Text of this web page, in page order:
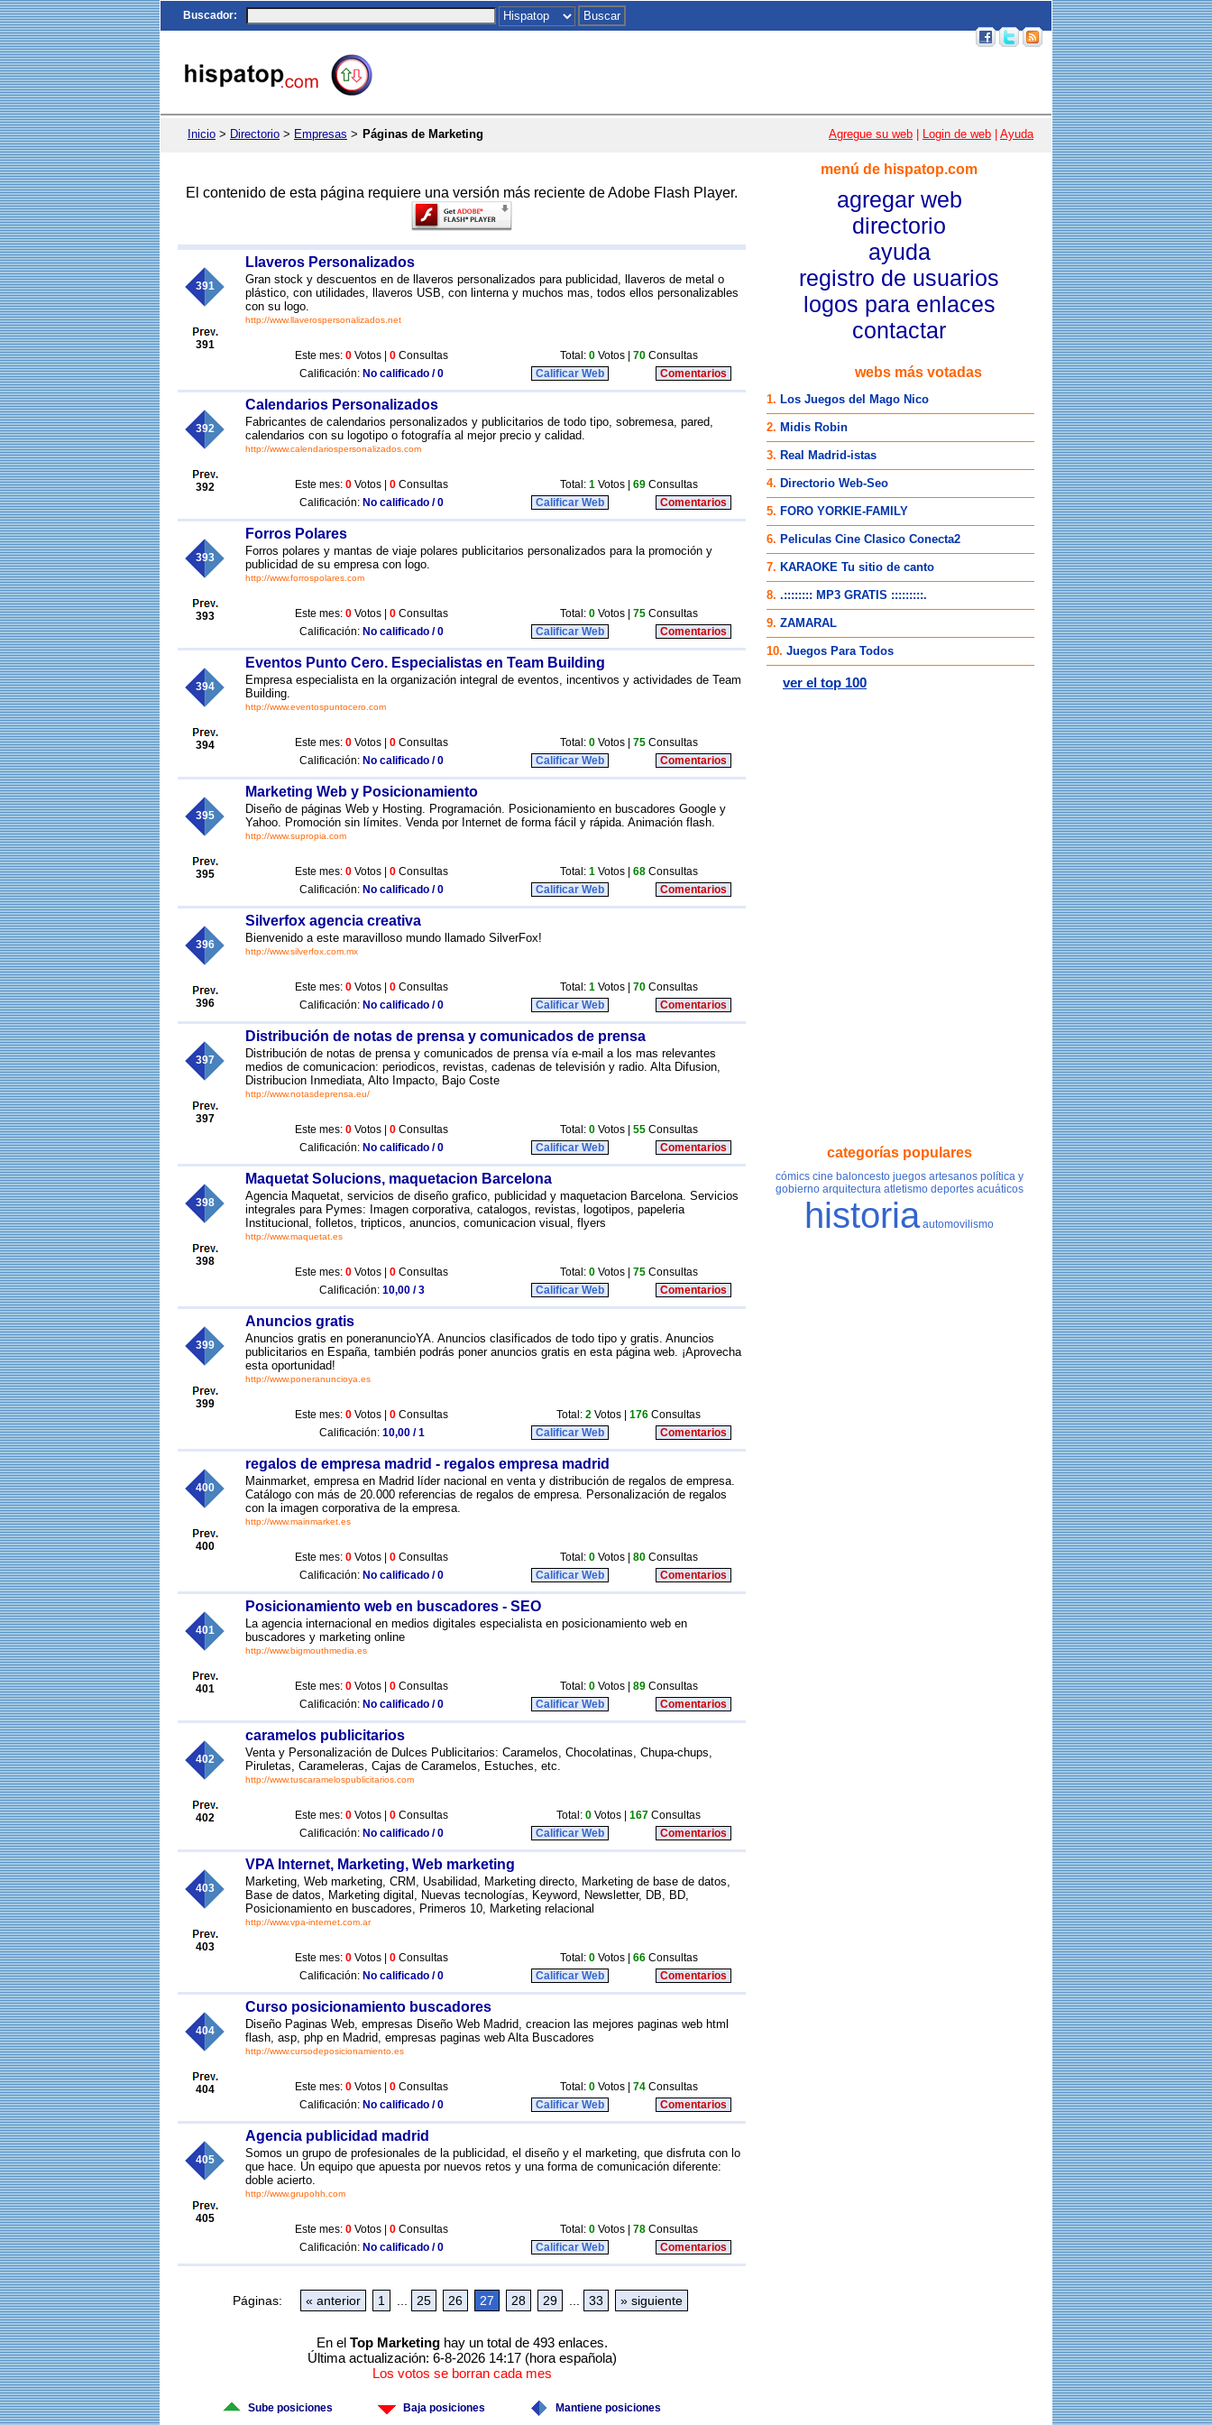
Buscador:
Inicio > Directorio > Empresas > Páginas de Marketing Agregue su web Login de web Ayuda
El contenido de esta página requiere una versión más reciente de Adobe Flash Player.
391
391
Llaveros Personalizados
Gran stock y descuentos en de llaveros personalizados para publicidad, llaveros de metal o
plástico, con utilidades, llaveros USB, con linterna y muchos mas, todos ellos personalizables
con su logo.
http://www.llaverospersonalizados.net
Este mes: 0 Votos | 0 Consultas Total: 0Votos | 70Consultas
Calificación: No calificado / 0 Calificar Web Comentarios
392
392
Calendarios Personalizados
Fabricantes de calendarios personalizados y publicitarios de todo tipo, sobremesa, pared,
calendarios con su logotipo o fotografía al mejor precio y calidad.
http://www.calendariospersonalizados.com
Este mes: 0 Votos | 0 Consultas Total: 1Votos | 69Consultas
Calificación: No calificado / 0 Calificar Web Comentarios
393
393
Forros Polares
Forros polares y mantas de viaje polares publicitarios personalizados para la promoción y
publicidad de su empresa con logo.
http://www.forrospolares.com
Este mes: 0 Votos | 0 Consultas Total: 0Votos | 75Consultas
Calificación: No calificado / 0 Calificar Web Comentarios
394
394
Eventos Punto Cero. Especialistas en Team Building
Empresa especialista en la organización integral de eventos, incentivos y actividades de Team
Building.
http://www.eventospuntocero.com
Este mes: 0 Votos | 0 Consultas Total: 0Votos | 75Consultas
Calificación: No calificado / 0 Calificar Web Comentarios
395
395
Marketing Web y Posicionamiento
Diseño de páginas Web y Hosting. Programación. Posicionamiento en buscadores Google y
Yahoo. Promoción sin límites. Venda por Internet de forma fácil y rápida. Animación flash.
http://www.supropia.com
Este mes: 0 Votos | 0 Consultas Total: 1Votos | 68Consultas
Calificación: No calificado / 0 Calificar Web Comentarios
396
396
Silverfox agencia creativa
Bienvenido a este maravilloso mundo llamado SilverFox!
http://www.silverfox.com.mx
Este mes: 0 Votos | 0 Consultas Total: 1Votos | 70Consultas
Calificación: No calificado / 0 Calificar Web Comentarios
397
397
Distribución de notas de prensa y comunicados de prensa
Distribución de notas de prensa y comunicados de prensa vía e-mail a los mas relevantes
medios de comunicacion: periodicos, revistas, cadenas de televisión y radio. Alta Difusion,
Distribucion Inmediata, Alto Impacto, Bajo Coste
http://www.notasdeprensa.eu/
Este mes: 0 Votos | 0 Consultas Total: 0Votos | 55Consultas
Calificación: No calificado / 0 Calificar Web Comentarios
398
398
Maquetat Solucions, maquetacion Barcelona
Agencia Maquetat, servicios de diseño grafico, publicidad y maquetacion Barcelona. Servicios
integrales para Pymes: Imagen corporativa, catalogos, revistas, logotipos, papeleria
Institucional, folletos, tripticos, anuncios, comunicacion visual, flyers
http://www.maquetat.es
Este mes: 0 Votos | 0 Consultas Total: 0Votos | 75Consultas
Calificación: 10,00 / 3 Calificar Web Comentarios
399
399
Anuncios gratis
Anuncios gratis en poneranuncioYA. Anuncios clasificados de todo tipo y gratis. Anuncios
publicitarios en España, también podrás poner anuncios gratis en esta página web. ¡Aprovecha
esta oportunidad!
http://www.poneranuncioya.es
Este mes: 0 Votos | 0 Consultas Total: 2 Votos | 176 Consultas
Calificación: 10,00 / 1 Calificar Web Comentarios
400
400
regalos de empresa madrid - regalos empresa madrid
Mainmarket, empresa en Madrid líder nacional en venta y distribución de regalos de empresa.
Catálogo con más de 20.000 referencias de regalos de empresa. Personalización de regalos
con la imagen corporativa de la empresa.
http://www.mainmarket.es
Este mes: 0 Votos | 0 Consultas Total: 0Votos | 80Consultas
Calificación: No calificado / 0 Calificar Web Comentarios
401
401
Posicionamiento web en buscadores - SEO
La agencia internacional en medios digitales especialista en posicionamiento web en
buscadores y marketing online
http://www.bigmouthmedia.es
Este mes: 0 Votos | 0 Consultas Total: 0Votos | 89Consultas
Calificación: No calificado / 0 Calificar Web Comentarios
402
402
caramelos publicitarios
Venta y Personalización de Dulces Publicitarios: Caramelos, Chocolatinas, Chupa-chups,
Piruletas, Carameleras, Cajas de Caramelos, Estuches, etc.
http://www.tuscaramelospublicitarios.com
Este mes: 0 Votos | 0 Consultas Total: 0 Votos | 167 Consultas
Calificación: No calificado / 0 Calificar Web Comentarios
403
403
VPA Internet, Marketing, Web marketing
Marketing, Web marketing, CRM, Usabilidad, Marketing directo, Marketing de base de datos,
Base de datos, Marketing digital, Nuevas tecnologías, Keyword, Newsletter, DB, BD,
Posicionamiento en buscadores, Primeros 10, Marketing relacional
http://www.vpa-internet.com.ar
Este mes: 0 Votos | 0 Consultas Total: 0Votos | 66Consultas
Calificación: No calificado / 0 Calificar Web Comentarios
404
404
Curso posicionamiento buscadores
Diseño Paginas Web, empresas Diseño Web Madrid, creacion las mejores paginas web html
flash, asp, php en Madrid, empresas paginas web Alta Buscadores
http://www.cursodeposicionamiento.es
Este mes: 0 Votos | 0 Consultas Total: 0Votos | 74Consultas
Calificación: No calificado / 0 Calificar Web Comentarios
405
405
Agencia publicidad madrid
Somos un grupo de profesionales de la publicidad, el diseño y el marketing, que disfruta con lo
que hace. Un equipo que apuesta por nuevos retos y una forma de comunicación diferente:
doble acierto.
http://www.grupohh.com
Este mes: 0 Votos | 0 Consultas Total: 0Votos | 78Consultas
Calificación: No calificado / 0 Calificar Web Comentarios
Páginas: « anterior 1 25 26 27 28 29 33 » siguiente
En el Top Marketinghay un total de 493 enlaces.
Última actualización: 6-8-2026 14:17 (hora española)
Los votos se borran cada mes
Sube posiciones Baja posiciones Mantiene posiciones